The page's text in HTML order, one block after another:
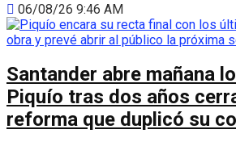
06/08/26 9:46 AM
Santander abre mañana
Piquío tras dos años
reforma que duplicó su